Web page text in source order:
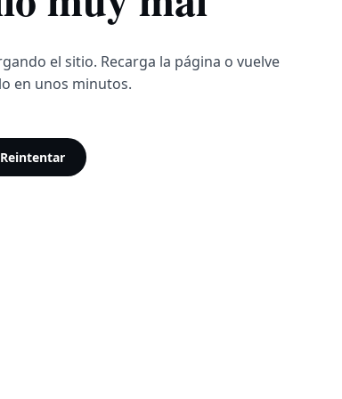
el sitio. Recarga la página o vuelve
en unos minutos.
Reintentar